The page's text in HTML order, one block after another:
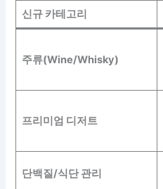
신규 카테고리
주류(Wine/Whisky)
프리미엄 디저트
단백질/식단 관리